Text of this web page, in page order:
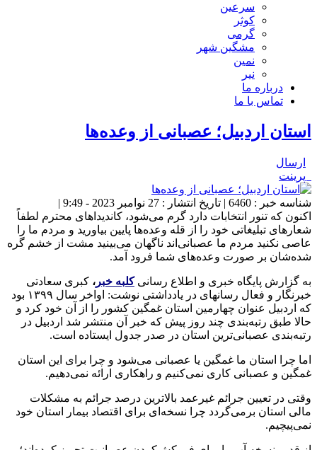
سرعین
کوثر
گرمی
مشگین شهر
نمین
نیر
درباره ما
تماس با ما
استان اردبیل؛ عصبانی از وعده‌ها
ارسال
پرینت
شناسه خبر : 6460 | تاریخ انتشار : 27 نوامبر 2023 - 9:49 |
اکنون که تنور انتخابات دارد گرم می‌شود، کاندیداهای محترم لطفاً
شعارهای تبلیغاتی خود را از قله وعده‌ها پایین بیاورید و مردم ما را
عاصی نکنید مردم ما عصبانی‌اند ناگهان می‌بینید مشت از خشم گره
شده‌شان بر صورت وعده‌های شما فرود آمد.
به گزارش پایگاه خبری و اطلاع رسانی کلبه خبر ، کبری سعادتی
خبرنگار و فعال رسانه‎ای در یادداشتی نوشت: اواخر سال ۱۳۹۹ بود
که اردبیل عنوان چهارمین استان غمگین کشور را از آن خود کرد و
حالا طبق رتبه‌بندی چند روز پیش که خبر آن منتشر شد اردبیل در
رتبه‌بندی عصبانی‌ترین استان در صدر جدول ایستاده است.
اما چرا استان ما غمگین یا عصبانی می‌شود و چرا برای این استان
غمگین و عصبانی کاری نمی‌کنیم و راهکاری ارائه نمی‌دهیم.
وقتی در تعیین جرائم غیرعمد بالاترین درصد جرائم به مشکلات
مالی استان برمی‌گردد چرا نسخه‌ای برای اقتصاد بیمار استان خود
نمی‌پیچیم.